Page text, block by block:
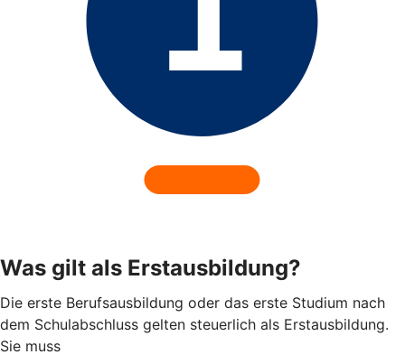
Was gilt als Erstausbildung?
Die erste Berufsausbildung oder das erste Studium nach
dem Schulabschluss gelten steuerlich als Erstausbildung.
Sie muss